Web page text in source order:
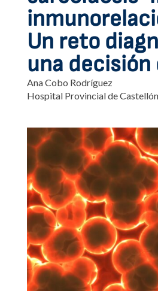
Un reto
una
Ana Cobo Rodríguez
Hospital Provincial de Castellón